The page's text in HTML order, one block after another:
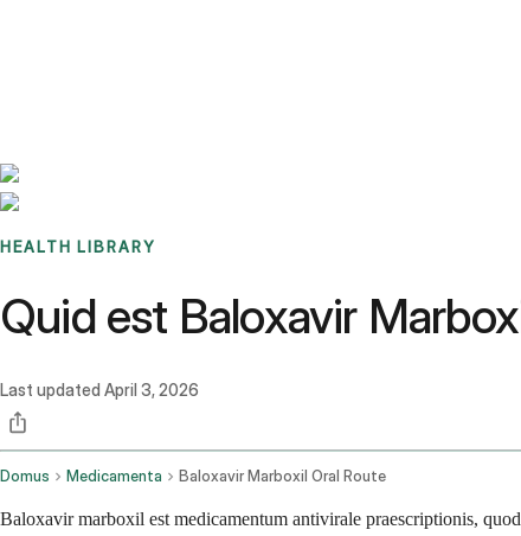
HEALTH LIBRARY
Quid est Baloxavir
Last updated April 3, 2026
Domus Medicamenta Baloxavir Marboxil Oral Route
Baloxavir marboxil est medicamentum antivirale praescriptionis,